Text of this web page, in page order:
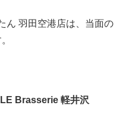
ん 羽田空港店は、当面の
Brasserie 軽井沢